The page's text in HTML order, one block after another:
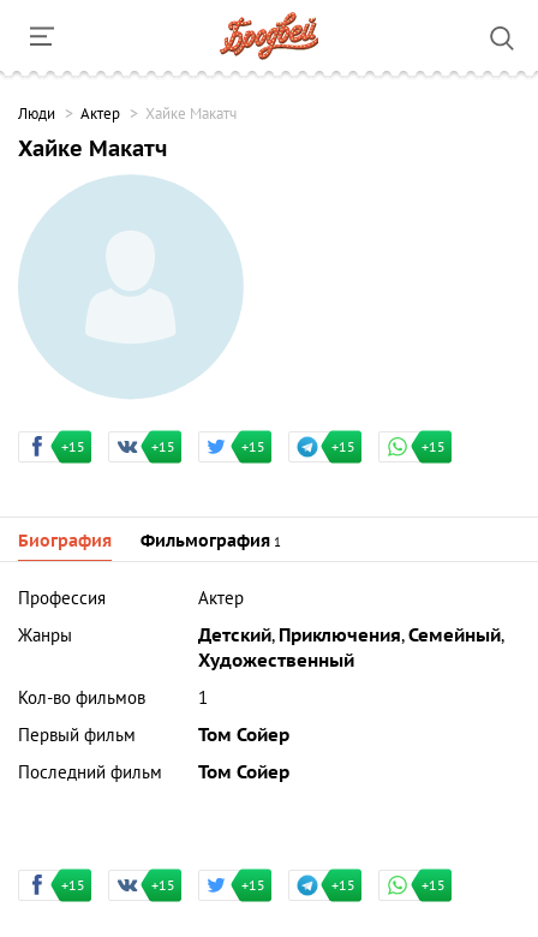
Люди Актер Хайке Макатч
Хайке Макатч
+15 +15 +15 +15 +15
Биография Фильмография 1
Профессия
Актер
Жанры
Детский, Приключения,Семейный,
Художественный
Кол-во фильмов
1
Первый фильм
Том Сойер
Последний фильм
Том Сойер
+15 +15 +15 +15 +15